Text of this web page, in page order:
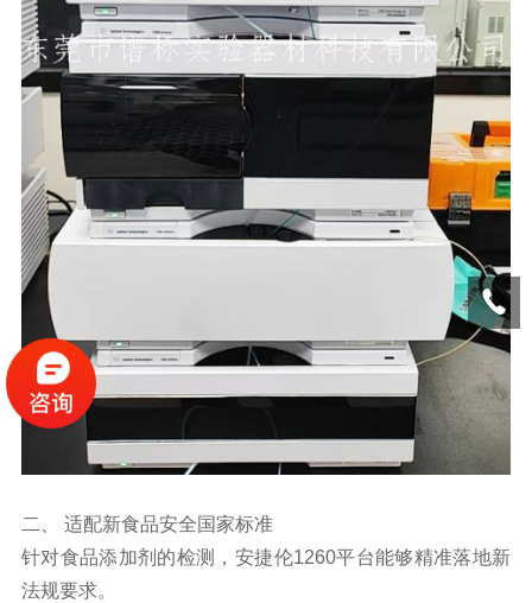
二、 适配新食品安全国家标准
针对食品添加剂的检测，安捷伦1260平台能够精准落地新
法规要求。